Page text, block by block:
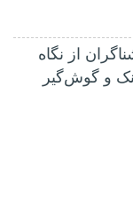
از نگاه
و گوش‌گیر